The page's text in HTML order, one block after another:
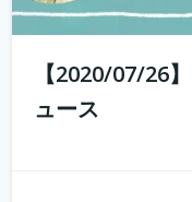
【2020/07/26
ュース
で、不便だと思われ
きました。 でも、田
う思う方も多いかも